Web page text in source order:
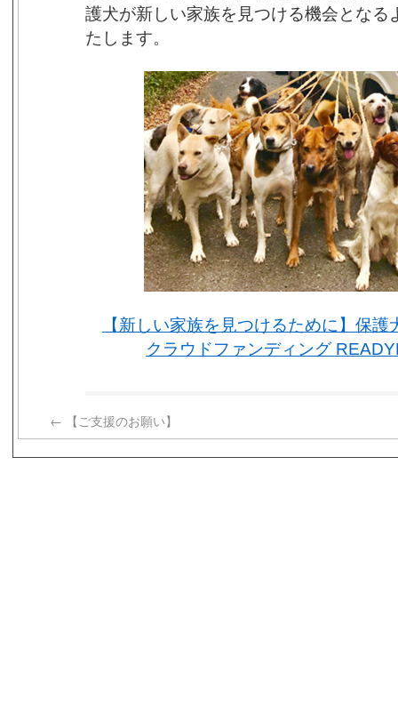
護犬が新しい家族を見つける機会とな
たします。
【新しい家族を見つけるために】保
クラウドファンディング
← 【ご支援のお願い】
s3